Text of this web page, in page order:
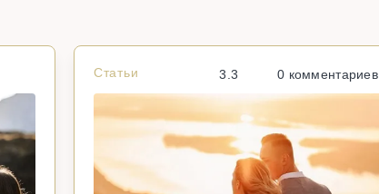
Статьи 3.3 0 комментариев